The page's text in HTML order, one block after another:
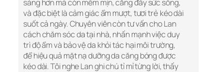
sáng hơn mà còn mềm mịn, căng đầy sức sống,
và đặc biệt là cảm giác ẩm mượt, tươi trẻ kéo dài
suốt cả ngày. Chuyên viên còn tư vấn cho Lan
cách chăm sóc da tại nhà, nhấn mạnh việc duy
trì độ ẩm và bảo vệ da khỏi tác hại môi trường,
để hiệu quả mặt nạ dưỡng da căng bóng được
kéo dài. Tôi nghe Lan ghi chú tỉ mỉ từng lời, thấy